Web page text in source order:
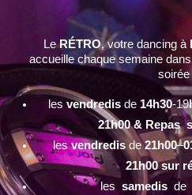
LeRÉTRO, votre dancing à
accueille chaque semaine
soirée
lesvendredis de 14h30-19
21h00 & Repas
lesvendredisde21h00–
21h00 sur
les samedis de